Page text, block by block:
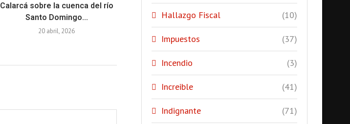
Calarcá sobre la cuenca del río
Santo Domingo...
20 abril, 2026
Hallazgo Fiscal (10)
Impuestos (37)
Incendio (3)
Increible (41)
Indignante (71)